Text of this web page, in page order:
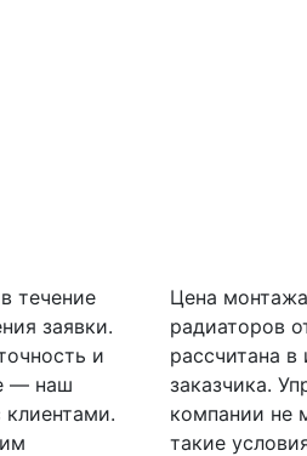
течение
заявки.
и
— наш
клиентами.
Цена
радиаторов
рассчитана в
заказчика.
компании не
такие